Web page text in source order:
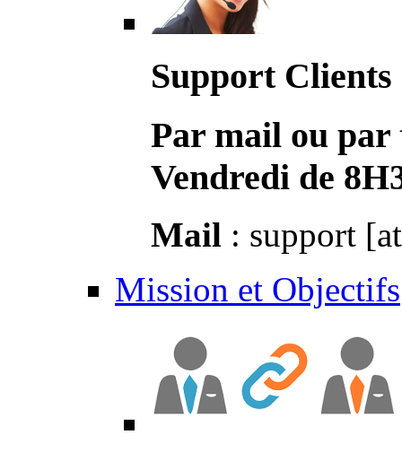
Support Clients
Par mail ou par
Vendredi de
Mail : support
Mission et Objectifs